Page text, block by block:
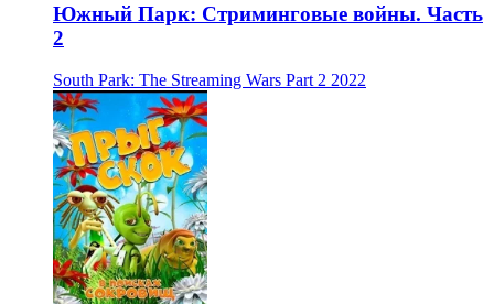
Южный Парк: Стриминговые войны. Часть
2
South Park: The Streaming Wars Part 2 2022